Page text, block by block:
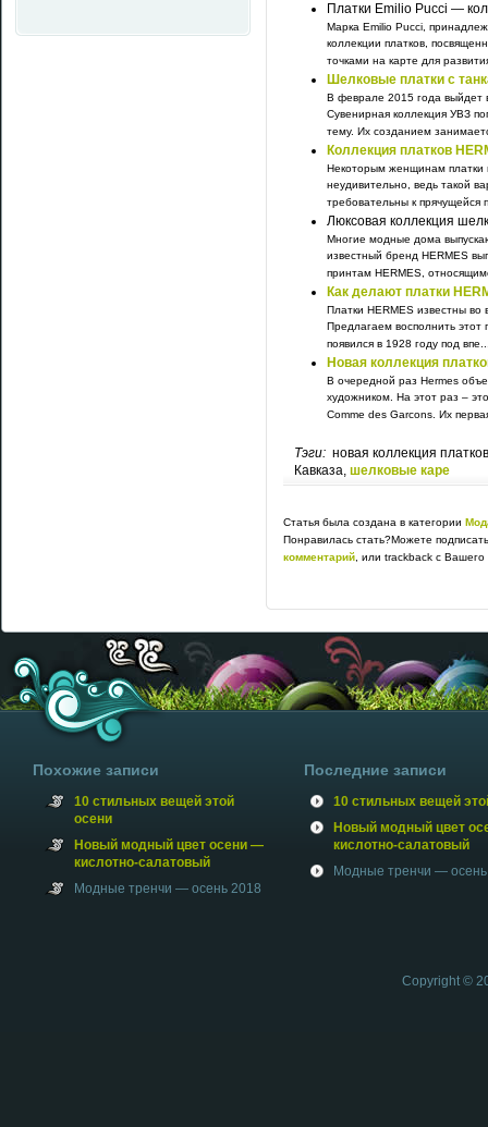
Платки Emilio Pucci —
Марка Emilio Pucci,
коллекции платков,
точками на карте для
Шелковые платки с
В феврале 2015 года выйдет
Сувенирная коллекция УВЗ
тему. Их созданием
Коллекция платков
Некоторым женщинам платки
неудивительно, ведь такой
требовательны к прячущейся
Люксовая коллекция
Многие модные дома
известный бренд HERMES
принтам HERMES,
Как делают платки
Платки HERMES известны во
Предлагаем восполнить
появился в 1928 году под
Новая коллекция
В очередной раз Hermes
художником. На этот раз –
Comme des Garcons. Их
Тэги: новая коллекция
Кавказа, шелковые каре
Статья была создана в категории
Понравилась стать?Можете
комментарий , или trackback с Вашего
Похожие записи
10 стильных вещей этой
осени
Новый модный цвет осени —
кислотно-салатовый
Модные тренчи — осень 2018
Последние записи
10 стильных вещей
Новый модный цвет
кислотно-салатовый
Модные тренчи —
Copyright ©